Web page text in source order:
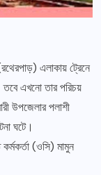
এলাকায় ট্রেনে
এখনো তার পরিচয়
উপজেলার পলাশী
ঘটে।
(ওসি) মামুন